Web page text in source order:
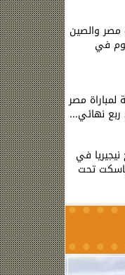
مصر والصين
في
لمباراة مصر
نهائي...
في
تحت